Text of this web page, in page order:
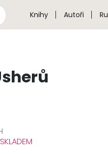
Knihy Autoři